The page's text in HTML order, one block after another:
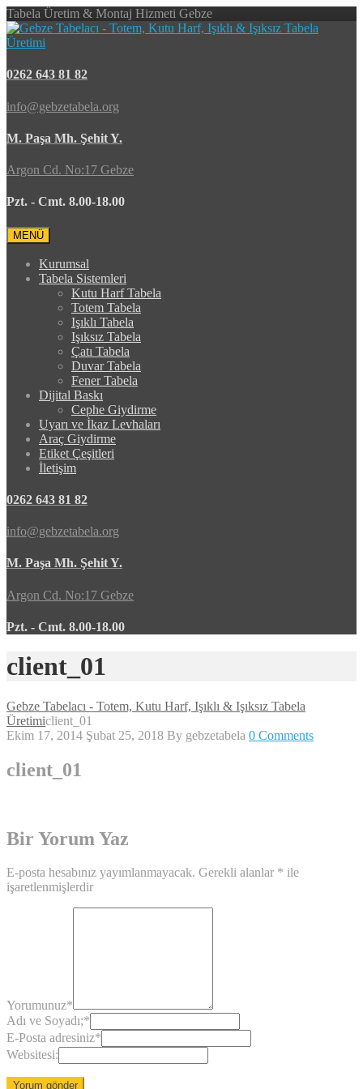
Tabela Üretim & Montaj Hizmeti Gebze
0262 643 81 82
info@gebzetabela.org
M. Paşa Mh. Şehit Y.
Argon Cd. No:17 Gebze
Pzt. - Cmt. 8.00-18.00
MENÜ
Kurumsal
Tabela Sistemleri
Kutu Harf Tabela
Totem Tabela
Işıklı Tabela
Işıksız Tabela
Çatı Tabela
Duvar Tabela
Fener Tabela
Dijital Baskı
Cephe Giydirme
Uyarı ve İkaz Levhaları
Araç Giydirme
Etiket Çeşitleri
İletişim
0262 643 81 82
info@gebzetabela.org
M. Paşa Mh. Şehit Y.
Argon Cd. No:17 Gebze
Pzt. - Cmt. 8.00-18.00
client_01
Gebze Tabelacı - Totem, Kutu Harf, Işıklı & Işıksız Tabela
Üretimiclient_01
Ekim 17, 2014 Şubat 25, 2018 By gebzetabela 0 Comments
client_01
Bir Yorum Yaz
E-posta hesabınız yayımlanmayacak. Gerekli alanlar * ile
işaretlenmişlerdir
Yorumunuz*
Adı ve Soyadı;*
E-Posta adresiniz*
Websitesi: